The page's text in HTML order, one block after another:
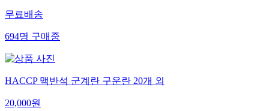
무료배송
694명구매중
HACCP 맥반석 군계란 구운란 20개 외
20,000원